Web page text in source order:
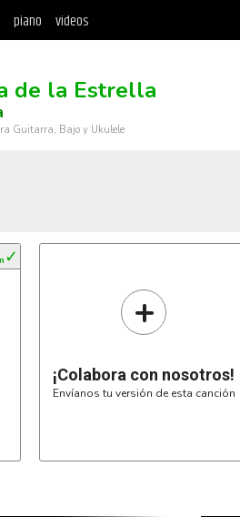
piano videos
de la Estrella
Guitarra, Bajo y Ukulele
✓
+
¡Colabora con nosotros!
Envíanos tu versión de esta canción